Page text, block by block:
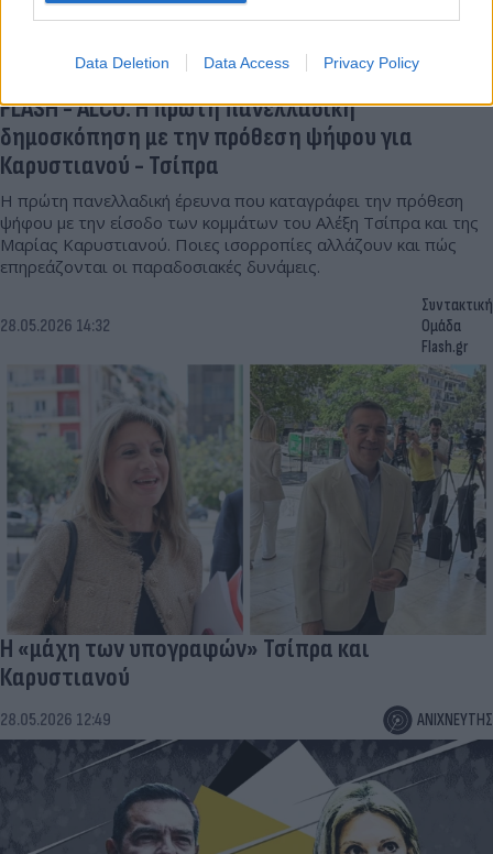
Data Deletion Data Access Privacy Policy
FLASH - ALCO: Η πρώτη πανελλαδική
δημοσκόπηση με την πρόθεση ψήφου για
Καρυστιανού - Τσίπρα
Η πρώτη πανελλαδική έρευνα που καταγράφει την πρόθεση
ψήφου με την είσοδο των κομμάτων του Αλέξη Τσίπρα και της
Μαρίας Καρυστιανού. Ποιες ισορροπίες αλλάζουν και πώς
επηρεάζονται οι παραδοσιακές δυνάμεις.
28.05.2026 14:32
Συντακτική
Ομάδα
Flash.gr
H «μάχη των υπογραφών» Τσίπρα και
Καρυστιανού
28.05.2026 12:49 ΑΝΙΧΝΕΥΤΗΣ